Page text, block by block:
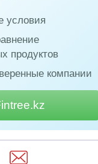
условия
продуктов
компании